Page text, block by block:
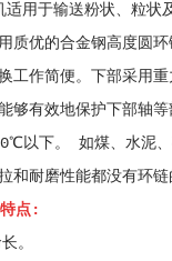
送粉状、粒状及小
质优的合金钢高度圆
工作简便。下部采用
够有效地保护下部轴
以下。 如煤、水泥
和耐磨性能都没有环
点:
。